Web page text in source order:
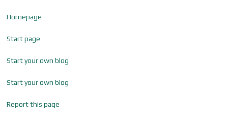
Homepage
Start page
Start your own blog
Start your own blog
Report this page